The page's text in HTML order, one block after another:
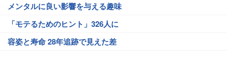
メンタルに良い影響を与える趣味
「モテるためのヒント」326人に
容姿と寿命 28年追跡で見えた差